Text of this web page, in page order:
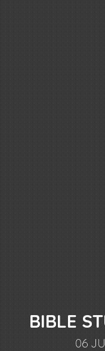
BIBLE
06